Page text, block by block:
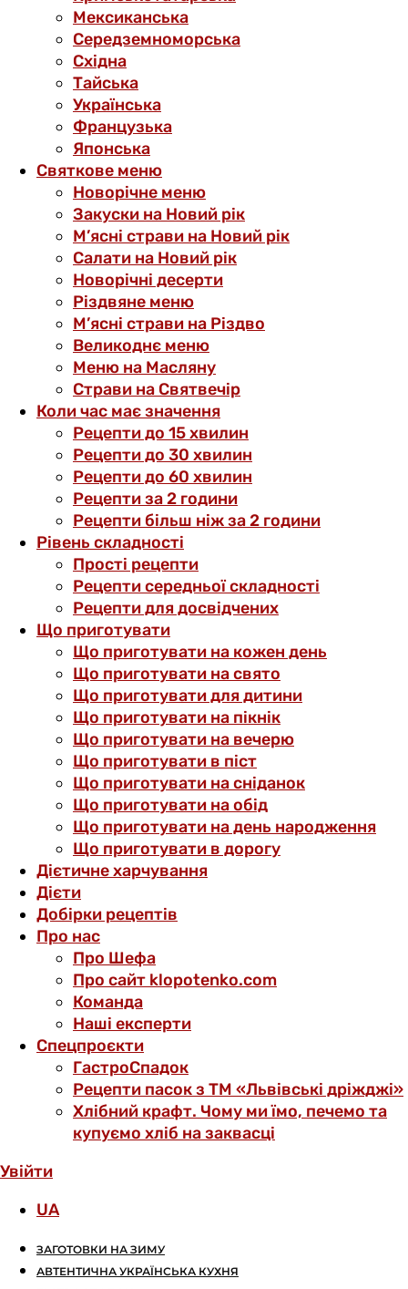
Мексиканська
Середземноморська
Східна
Тайська
Українська
Французька
Японська
Святкове меню
Новорічне меню
Закуски на Новий рік
М’ясні страви на Новий рік
Салати на Новий рік
Новорічні десерти
Різдвяне меню
М’ясні страви на Різдво
Великоднє меню
Меню на Масляну
Страви на Святвечір
Коли час має значення
Рецепти до 15 хвилин
Рецепти до 30 хвилин
Рецепти до 60 хвилин
Рецепти за 2 години
Рецепти більш ніж за 2 години
Рівень складності
Прості рецепти
Рецепти середньої складності
Рецепти для досвідчених
Що приготувати
Що приготувати на кожен день
Що приготувати на свято
Що приготувати для дитини
Що приготувати на пікнік
Що приготувати на вечерю
Що приготувати в піст
Що приготувати на сніданок
Що приготувати на обід
Що приготувати на день народження
Що приготувати в дорогу
Дієтичне харчування
Дієти
Добірки рецептів
Про нас
Про Шефа
Про сайт klopotenko.com
Команда
Наші експерти
Спецпроєкти
ГастроСпадок
Рецепти пасок з ТМ «Львівські дріжджі»
Хлібний крафт. Чому ми їмо, печемо та
купуємо хліб на заквасці
Увійти
UA
ЗАГОТОВКИ НА ЗИМУ
АВТЕНТИЧНА УКРАЇНСЬКА КУХНЯ